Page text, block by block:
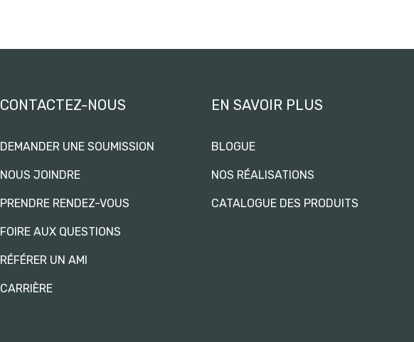
CONTACTEZ-NOUS
DEMANDER UNE SOUMISSION
NOUS JOINDRE
PRENDRE RENDEZ-VOUS
FOIRE AUX QUESTIONS
RÉFÉRER UN AMI
CARRIÈRE
EN SAVOIR PLUS
BLOGUE
NOS RÉALISATIONS
CATALOGUE DES PRODUITS